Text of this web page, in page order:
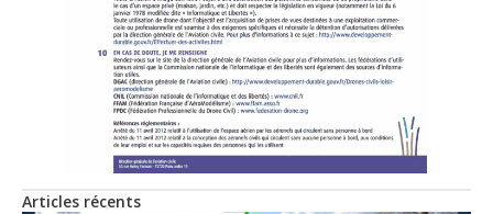
Articles récents